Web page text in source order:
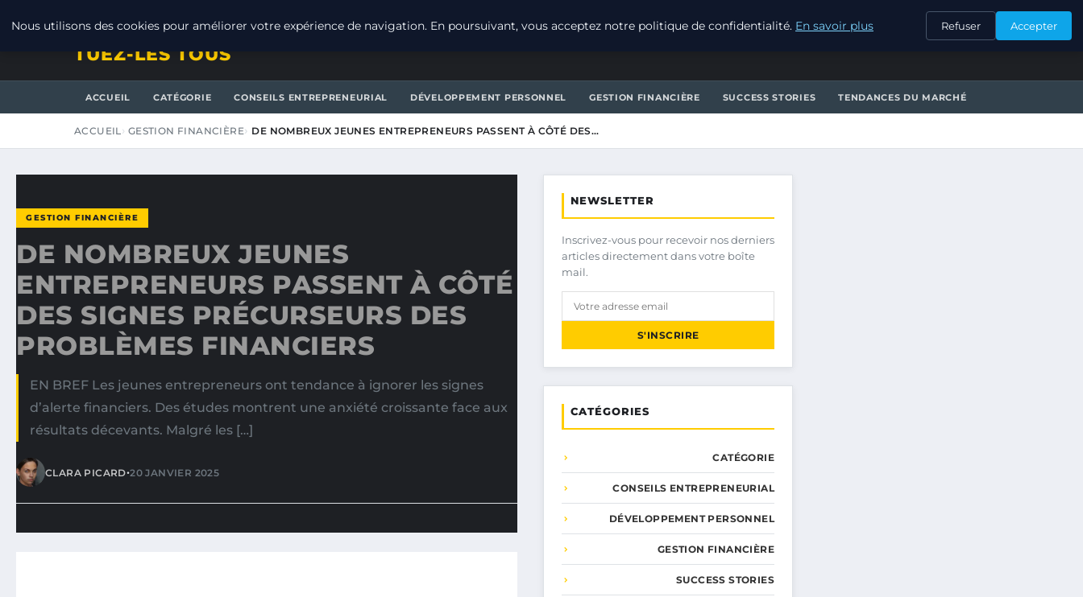
CONTACT
TUEZ-LES TOUS
ACCUEIL CATÉGORIE CONSEILS ENTREPRENEURIAL DÉVELOPPEMENT PERSONNEL GESTION FINANCIÈRE SUCCESS STORIES TENDANCES DU MARCHÉ
ACCUEIL GESTION FINANCIÈRE DE NOMBREUX JEUNES ENTREPRENEURS PASSENT À CÔTÉ DES…
GESTION FINANCIÈRE
DE NOMBREUX JEUNES
ENTREPRENEURS PASSENT À CÔTÉ
DES SIGNES PRÉCURSEURS DES
PROBLÈMES FINANCIERS
EN BREF Les jeunes entrepreneurs ont tendance à ignorer les signes
d’alerte financiers. Des études montrent une anxiété croissante face aux
résultats décevants. Malgré les […]
CLARA PICARD•20 JANVIER 2025
NEWSLETTER
Inscrivez-vous pour recevoir nos derniers
articles directement dans votre boîte
mail.
S'INSCRIRE
CATÉGORIES
CATÉGORIE
CONSEILS ENTREPRENEURIAL
DÉVELOPPEMENT PERSONNEL
GESTION FINANCIÈRE
SUCCESS STORIES
Nous utilisons des cookies pour améliorer votre expérience de navigation. En poursuivant, vous acceptez notre politique de confidentialité. En savoir plus Refuser Accepter